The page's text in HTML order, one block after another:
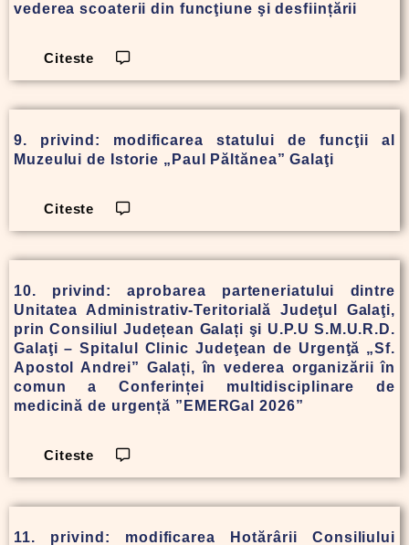
vederea scoaterii din funcţiune şi desființării
Citeste
9. privind: modificarea statului de funcţii al
Muzeului de Istorie „Paul Păltănea” Galaţi
Citeste
10. privind: aprobarea parteneriatului dintre
Unitatea Administrativ-Teritorială Judeţul Galaţi,
prin Consiliul Județean Galați şi U.P.U S.M.U.R.D.
Galaţi – Spitalul Clinic Judeţean de Urgenţă „Sf.
Apostol Andrei” Galați, în vederea organizării în
comun a Conferinței multidisciplinare de
medicină de urgență ”EMERGal 2026”
Citeste
11. privind: modificarea Hotărârii Consiliului